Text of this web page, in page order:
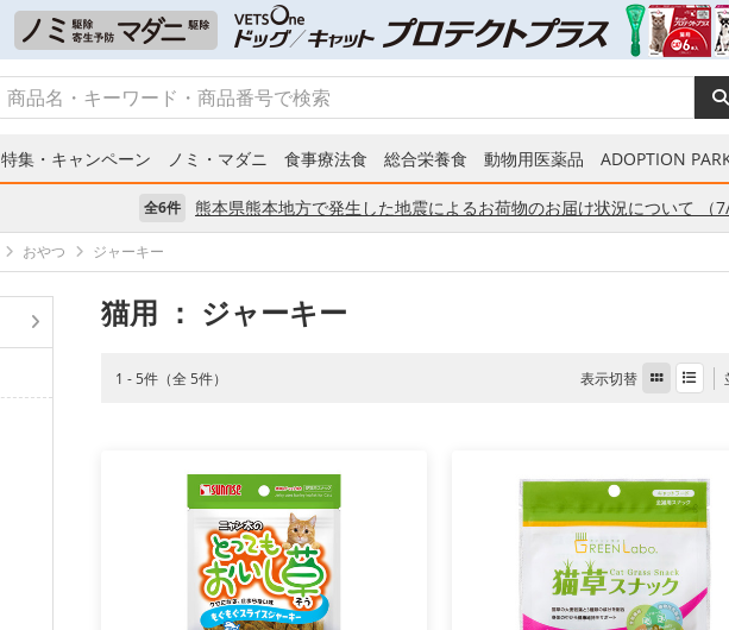
特集・キャンペーン ノミ・マダニ 食事療法食 総合栄養食 動物用医薬品 ADOPTION
全6件 熊本県熊本地方で発生した地震によるお荷物のお届け状況について （7/
おやつ ジャーキー
猫用 ： ジャーキー
1 - 5件（全 5件） 表示切替